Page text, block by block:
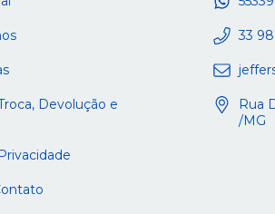
Devolução e
33
Rua
/MG